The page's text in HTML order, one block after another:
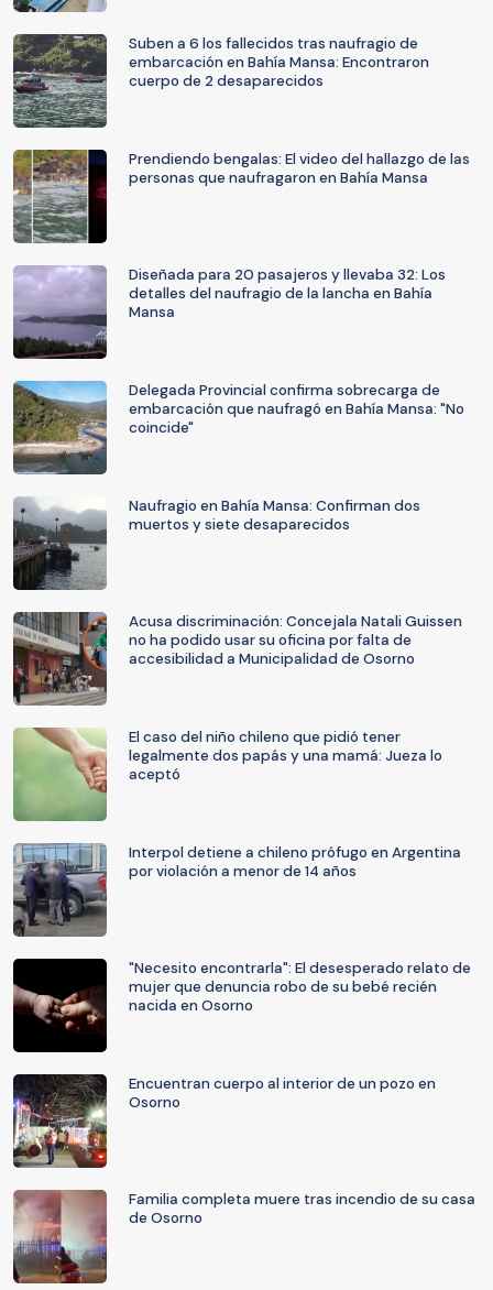
Suben a 6 los fallecidos tras naufragio de
embarcación en Bahía Mansa: Encontraron
cuerpo de 2 desaparecidos
Prendiendo bengalas: El video del hallazgo de las
personas que naufragaron en Bahía Mansa
Diseñada para 20 pasajeros y llevaba 32: Los
detalles del naufragio de la lancha en Bahía
Mansa
Delegada Provincial confirma sobrecarga de
embarcación que naufragó en Bahía Mansa: "No
coincide"
Naufragio en Bahía Mansa: Confirman dos
muertos y siete desaparecidos
Acusa discriminación: Concejala Natali Guissen
no ha podido usar su oficina por falta de
accesibilidad a Municipalidad de Osorno
El caso del niño chileno que pidió tener
legalmente dos papás y una mamá: Jueza lo
aceptó
Interpol detiene a chileno prófugo en Argentina
por violación a menor de 14 años
"Necesito encontrarla": El desesperado relato de
mujer que denuncia robo de su bebé recién
nacida en Osorno
Encuentran cuerpo al interior de un pozo en
Osorno
Familia completa muere tras incendio de su casa
de Osorno